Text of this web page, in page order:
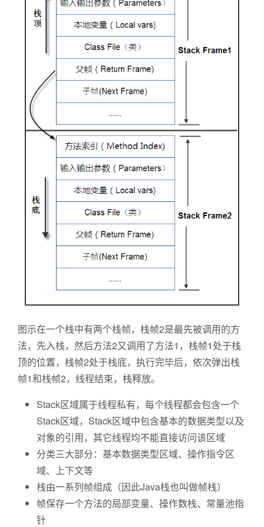
图示在一个栈中有两个栈帧，栈帧2是最先被调用的方
法，先入栈，然后方法2又调用了方法1，栈帧1处于栈
顶的位置，栈帧2处于栈底，执行完毕后，依次弹出栈
帧1和栈帧2，线程结束，栈释放。
Stack区域属于线程私有，每个线程都会包含一个
Stack区域，Stack区域中包含基本的数据类型以及
对象的引用，其它线程均不能直接访问该区域
分类三大部分：基本数据类型区域、操作指令区
域、上下文等
栈由一系列帧组成（因此Java栈也叫做帧栈）
帧保存一个方法的局部变量、操作数栈、常量池指
针